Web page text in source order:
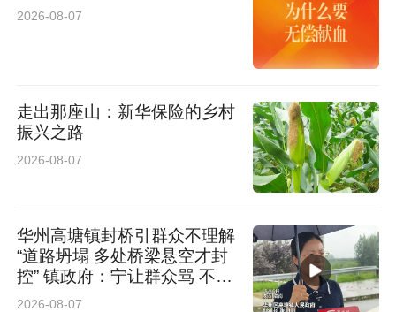
2026-08-07
走出那座山：新华保险的乡村
振兴之路
2026-08-07
华州高塘镇封桥引群众不理解
“道路坍塌 多处桥梁悬空才封
控” 镇政府：宁让群众骂 不让
群众哭
2026-08-07